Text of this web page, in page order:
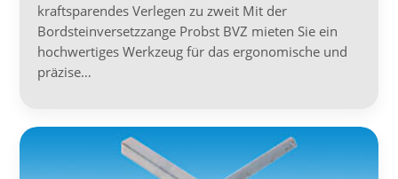
kraftsparendes Verlegen zu zweit Mit der
Bordsteinversetzzange Probst BVZ mieten Sie ein
hochwertiges Werkzeug für das ergonomische und
präzise…